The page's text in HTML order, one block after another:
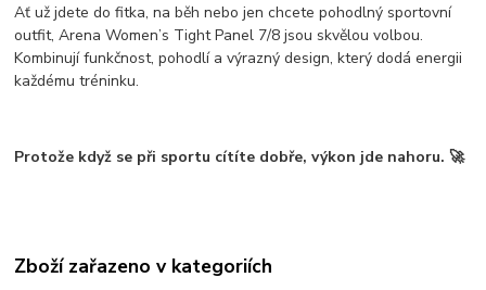
Ať už jdete do fitka, na běh nebo jen chcete pohodlný sportovní
outfit,Arena Women’s Tight Panel 7/8 jsou skvělou volbou.
Kombinují funkčnost, pohodlí a výrazný design, který dodá energii
každému tréninku.
Protože když se při sportu cítíte dobře, výkon jde nahoru. 🚀
Zboží zařazeno v kategoriích